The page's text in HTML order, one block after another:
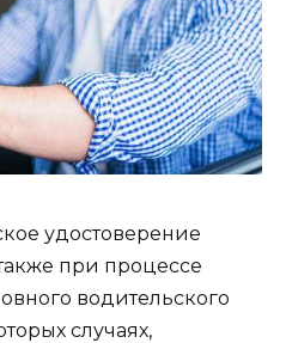
удостоверение
при процессе
водительского
случаях,